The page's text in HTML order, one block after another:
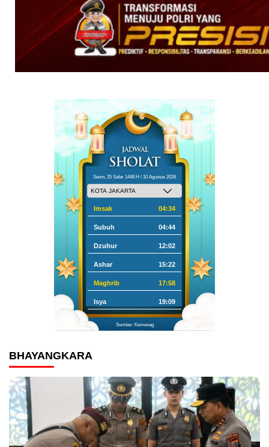
Senin, 25 Safar 1448 H / 10 Agustus 2026
Imsak 04:34
Subuh 04:44
Dzuhur 12:02
Ashar 15:22
Maghrib 17:58
Isya 19:09
Sumber: Kemenag
BHAYANGKARA